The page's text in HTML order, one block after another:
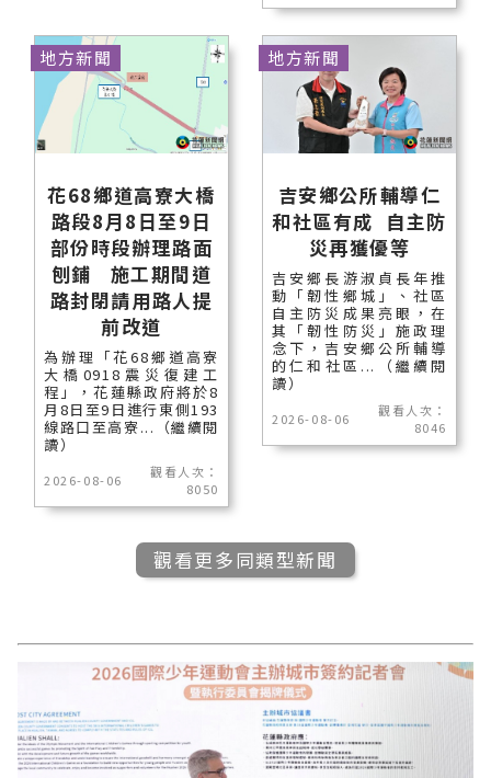
花68鄉道高寮大橋
路段8月8日至9日
部份時段辦理路面
刨鋪 施工期間道
路封閉請用路人提
前改道
為辦理「花68鄉道高寮
大橋0918震災復建工
程」，花蓮縣政府將於8
月8日至9日進行東側193
線路口至高寮...（繼續閱
讀）
2026-08-06
觀看人次：
8050
地方新聞
吉安鄉公所輔導仁
和社區有成 自主防
災再獲優等
吉安鄉長游淑貞長年推
動「韌性鄉城」、社區
自主防災成果亮眼，在
其「韌性防災」施政理
念下，吉安鄉公所輔導
的仁和社區...（繼續閱
讀）
2026-08-06
觀看人次：
8046
地方新聞
觀看更多同類型新聞